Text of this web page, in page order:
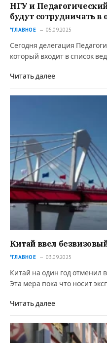
НГУ и
будут сотрудничать в
*ГЛАВНОЕ 05.09.2025
Сегодня делегация
который входит в список
Читать далее
Китай ввел
*ГЛАВНОЕ 03.09.2025
Китай на один год отменил
Эта мера пока что носит
Читать далее